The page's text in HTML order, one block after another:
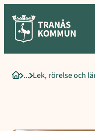
innehåll
StartsidaLek, rörelse och